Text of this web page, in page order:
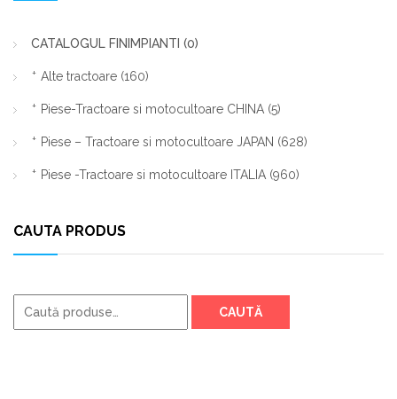
CATALOGUL FINIMPIANTI (0)
Alte tractoare (160)
Piese-Tractoare si motocultoare CHINA (5)
Piese – Tractoare si motocultoare JAPAN (628)
Piese -Tractoare si motocultoare ITALIA (960)
CAUTA PRODUS
Caută
după:
CAUTĂ